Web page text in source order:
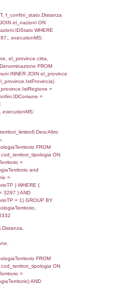
as
as RegioneST,
el_province_1.citta as
as RegioneSL FROM
LEFT JOIN el_comuni
=
ON
LEFT JOIN
=
AS el_comuni_1 ON
=
AS el_province_1
=
LEFT JOIN
where
0.00066709518432617
a2p.Nome
a2rp INNER JOIN
= a2p.IDPersonale
AND
0.0031490325927734